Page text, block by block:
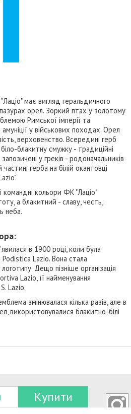
Купити
має вигляд геральдичного
орел. Зоркий птах у золотому
Римської імперії та
у військових походах. Орел
верховенство. Всередині герб
блакитну смужку - традиційні
у греків - родоначальників
герба на білій окантовці
командні кольори ФК "Лаціо"
а блакитний - славу, честь,
неба.
в 1900 році, коли була
Podistica Lazio. Вона стала
Дещо пізніше організація
Lazio, її найменування
Lazio.
змінювалася кілька разів, але в
використовувалися блакитно-білі